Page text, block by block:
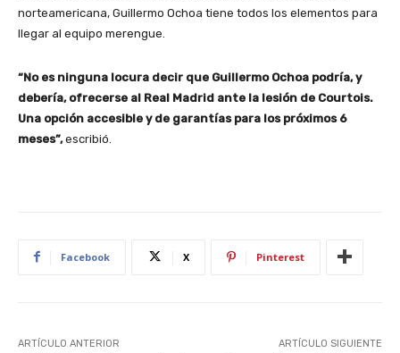
norteamericana, Guillermo Ochoa tiene todos los elementos para
llegar al equipo merengue.
“No es ninguna locura decir que Guillermo Ochoa podría, y
debería, ofrecerse al Real Madrid ante la lesión de Courtois.
Una opción accesible y de garantías para los próximos 6
meses”,escribió.
Facebook X Pinterest
ARTÍCULO ANTERIOR ARTÍCULO SIGUIENTE